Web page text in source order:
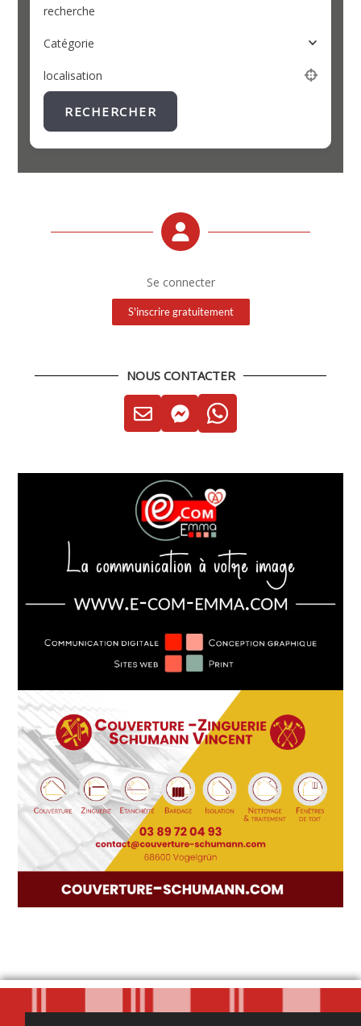
recherche
Catégorie
localisation
RECHERCHER
Se connecter
S'inscrire gratuitement
NOUS CONTACTER